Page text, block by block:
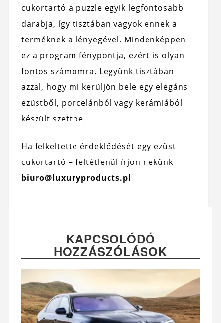
cukortartó a puzzle egyik legfontosabb
darabja, így tisztában vagyok ennek a
terméknek a lényegével. Mindenképpen
ez a program fénypontja, ezért is olyan
fontos számomra. Legyünk tisztában
azzal, hogy mi kerüljön bele egy elegáns
ezüstből, porcelánból vagy kerámiából
készült szettbe.
Ha felkeltette érdeklődését egy ezüst
cukortartó – feltétlenül írjon nekünk
biuro@luxuryproducts.pl
KAPCSOLÓDÓ
HOZZÁSZÓLÁSOK